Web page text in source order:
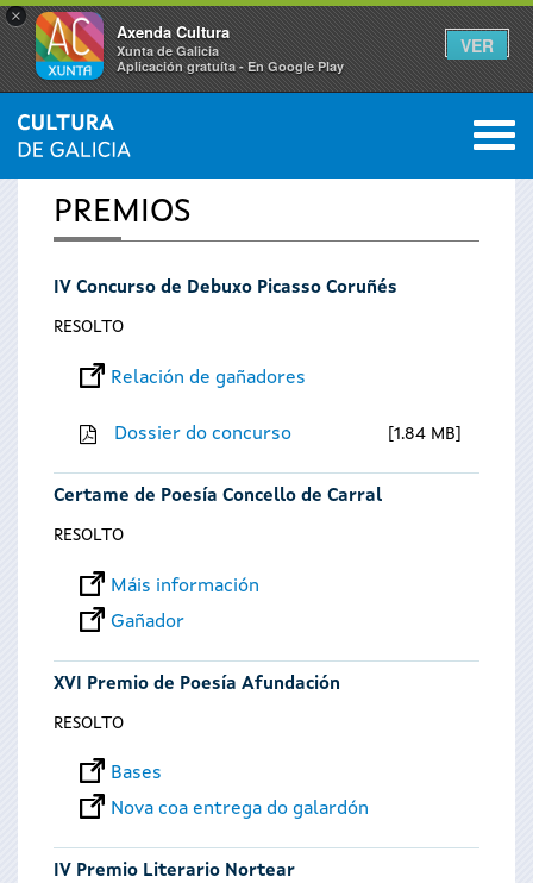
×
Axenda Cultura
Xunta de Galicia
Aplicación gratuíta - En Google Play
VER
Vostede
está
aquí
INICIO 0
PREMIOS
IV Concurso de Debuxo Picasso Coruñés
RESOLTO
Relación de gañadores
Dossier do concurso 1.84 MB
Certame de Poesía Concello de Carral
RESOLTO
Máis información
Gañador
XVI Premio de Poesía Afundación
RESOLTO
Bases
Nova coa entrega do galardón
IV Premio Literario Nortear